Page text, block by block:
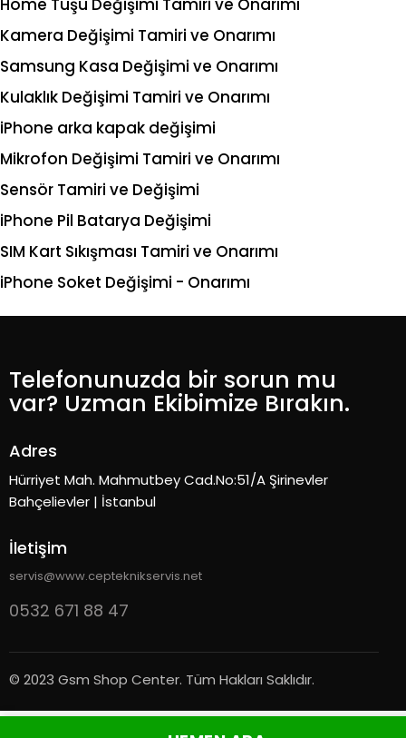
Home Tuşu Değişimi Tamiri ve Onarımı
Kamera Değişimi Tamiri ve Onarımı
Samsung Kasa Değişimi ve Onarımı
Kulaklık Değişimi Tamiri ve Onarımı
iPhone arka kapak değişimi
Mikrofon Değişimi Tamiri ve Onarımı
Sensör Tamiri ve Değişimi
iPhone Pil Batarya Değişimi
SIM Kart Sıkışması Tamiri ve Onarımı
iPhone Soket Değişimi - Onarımı
Telefonunuzda bir sorun mu
var? Uzman Ekibimize Bırakın.
Adres
Hürriyet Mah. Mahmutbey Cad.No:51/A Şirinevler
Bahçelievler | İstanbul
İletişim
servis@www.cepteknikservis.net
0532 671 88 47
© 2023 Gsm Shop Center. Tüm Hakları Saklıdır.